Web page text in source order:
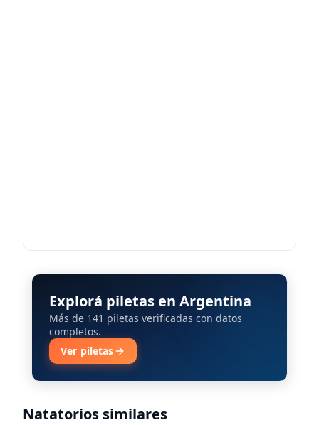
Explorá piletas en Argentina
Más de 141 piletas verificadas con datos
completos.
Ver piletas
Natatorios similares